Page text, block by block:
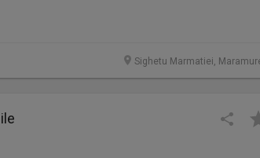
Sighetu Marmatiei,